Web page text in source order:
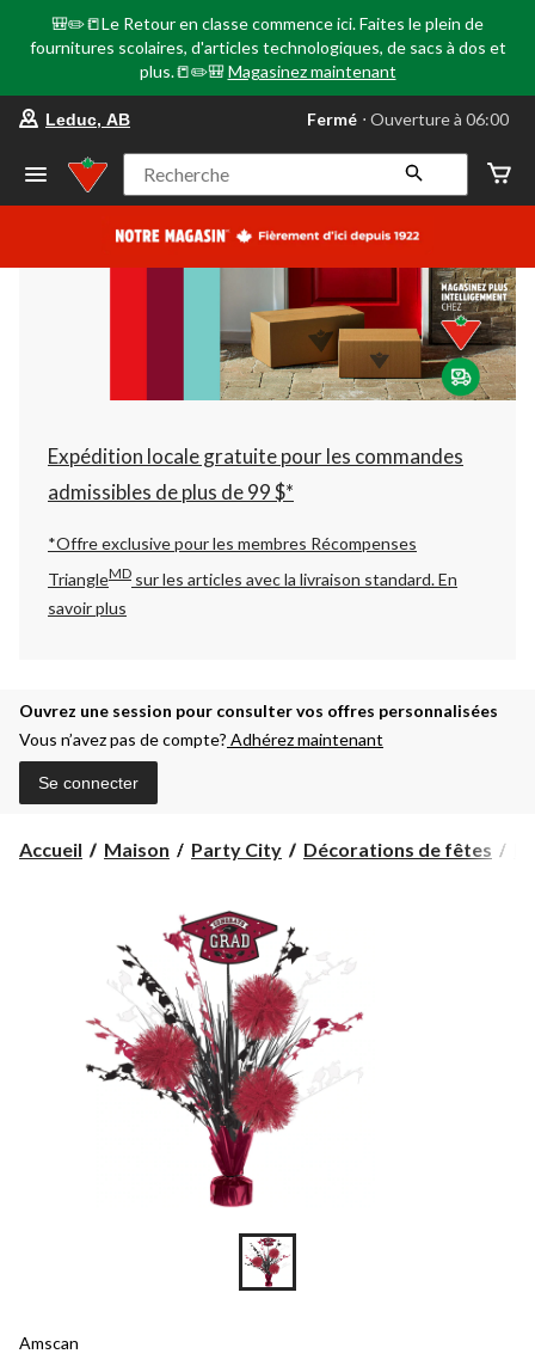
🎒✏️📒Le Retour en classe commence ici. Faites le plein de
fournitures scolaires, d'articles technologiques, de sacs à dos et
plus.📒✏️🎒 Magasinez maintenant
votre
préféré
Leduc,
AB,
courament
Ouverture
à
06:00
cliquer
pour
changer
Leduc, AB Fermé ⋅ Ouverture à 06:00
Recherche
Expédition locale gratuite pour les commandes
admissibles de plus de 99 $*
*Offre exclusive pour les membres Récompenses
TriangleMD sur les articles avec la livraison standard.En
savoir plus
Ouvrez une session pour consulter vos offres personnalisées
Vous n’avez pas de compte? Adhérez maintenant
Se connecter
Accueil Maison Party City Décorations de fêtes
Amscan